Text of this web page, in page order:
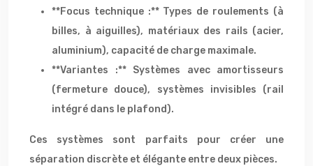
**Focus technique :** Types de roulements (à
billes, à aiguilles), matériaux des rails (acier,
aluminium), capacité de charge maximale.
**Variantes :** Systèmes avec amortisseurs
(fermeture douce), systèmes invisibles (rail
intégré dans le plafond).
Ces systèmes sont parfaits pour créer une
séparation discrète et élégante entre deux pièces.